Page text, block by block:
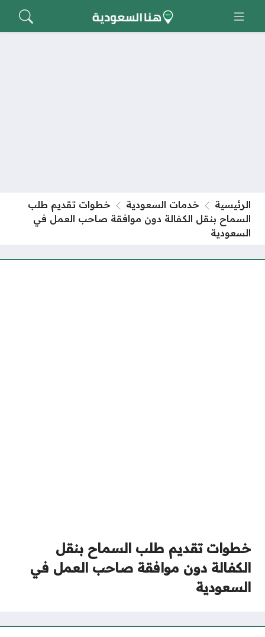
الرئيسية خدمات السعودية
خطوات تقديم طلب
السماح بنقل الكفالة دون موافقة صاحب العمل في
السعودية
خطوات تقديم طلب السماح بنقل
الكفالة دون موافقة صاحب العمل في
السعودية